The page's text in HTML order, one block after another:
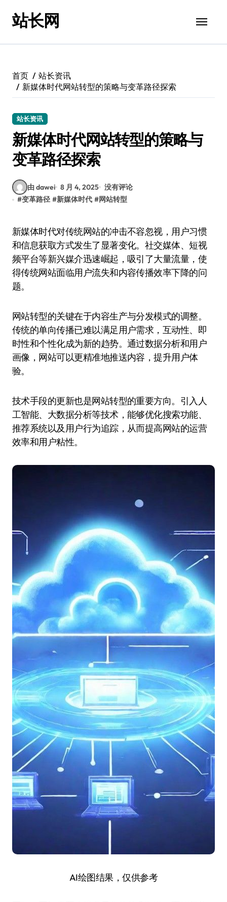
站长网
首页
站长资讯
新媒体时代网站转型的策略与变革路径探索
站长资讯
新媒体时代网站转型的策略与
变革路径探索
由 dawei 8 月 4, 2025 没有评论
#变革路径 #新媒体时代 #网站转型
新媒体时代对传统网站的冲击不容忽视，用户习惯
和信息获取方式发生了显著变化。社交媒体、短视
频平台等新兴媒介迅速崛起，吸引了大量流量，使
得传统网站面临用户流失和内容传播效率下降的问
题。
网站转型的关键在于内容生产与分发模式的调整。
传统的单向传播已难以满足用户需求，互动性、即
时性和个性化成为新的趋势。通过数据分析和用户
画像，网站可以更精准地推送内容，提升用户体
验。
技术手段的更新也是网站转型的重要方向。引入人
工智能、大数据分析等技术，能够优化搜索功能、
推荐系统以及用户行为追踪，从而提高网站的运营
效率和用户粘性。
AI绘图结果，仅供参考